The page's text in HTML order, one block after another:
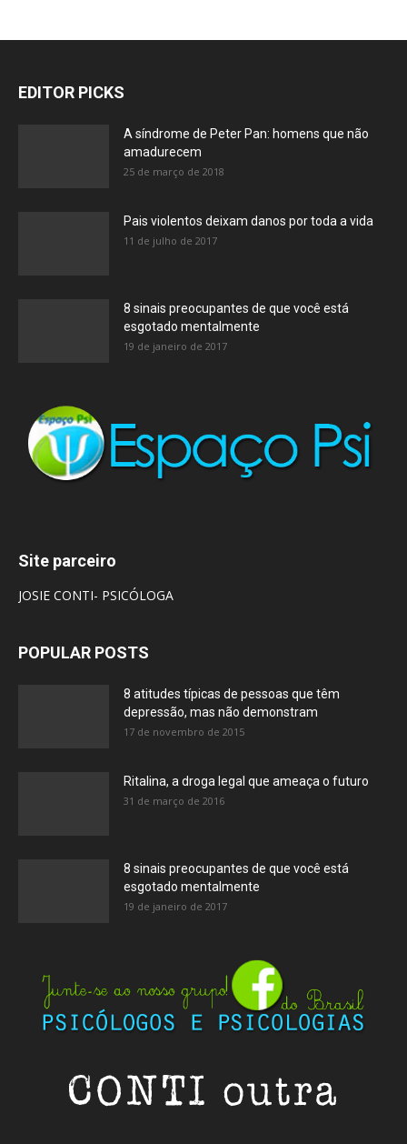
EDITOR PICKS
A síndrome de Peter Pan: homens que não
amadurecem
25 de março de 2018
Pais violentos deixam danos por toda a vida
11 de julho de 2017
8 sinais preocupantes de que você está
esgotado mentalmente
19 de janeiro de 2017
Site parceiro
JOSIE CONTI- PSICÓLOGA
POPULAR POSTS
8 atitudes típicas de pessoas que têm
depressão, mas não demonstram
17 de novembro de 2015
Ritalina, a droga legal que ameaça o futuro
31 de março de 2016
8 sinais preocupantes de que você está
esgotado mentalmente
19 de janeiro de 2017